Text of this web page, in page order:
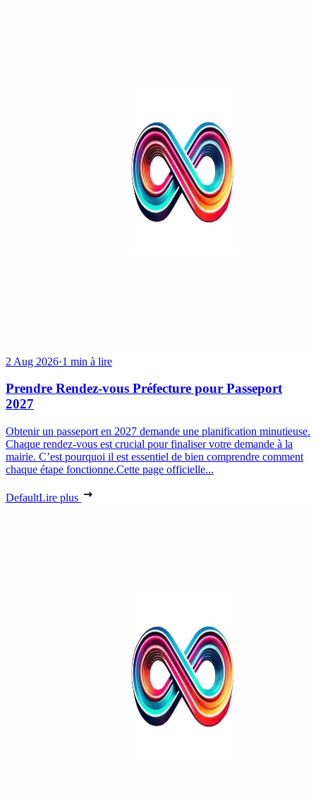
2 Aug 2026·1 min à lire
Prendre Rendez-vous Préfecture pour Passeport
2027
Obtenir un passeport en 2027 demande une planification minutieuse.
Chaque rendez-vous est crucial pour finaliser votre demande à la
mairie. C’est pourquoi il est essentiel de bien comprendre comment
chaque étape fonctionne.Cette page officielle...
DefaultLire plus